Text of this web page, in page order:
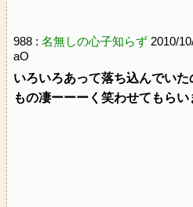
988 : 名無しの心子知らず 2010/
aO
いろいろあって落ち込んでいた
もの凄ーーーく笑わせてもら